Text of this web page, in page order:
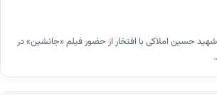
حسین املاکی با افتخار از حضور فیلم «جانشین» در